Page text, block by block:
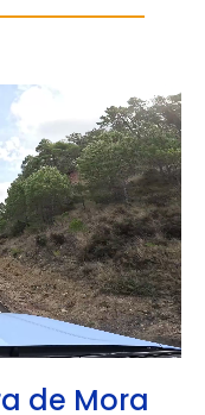
de Mora